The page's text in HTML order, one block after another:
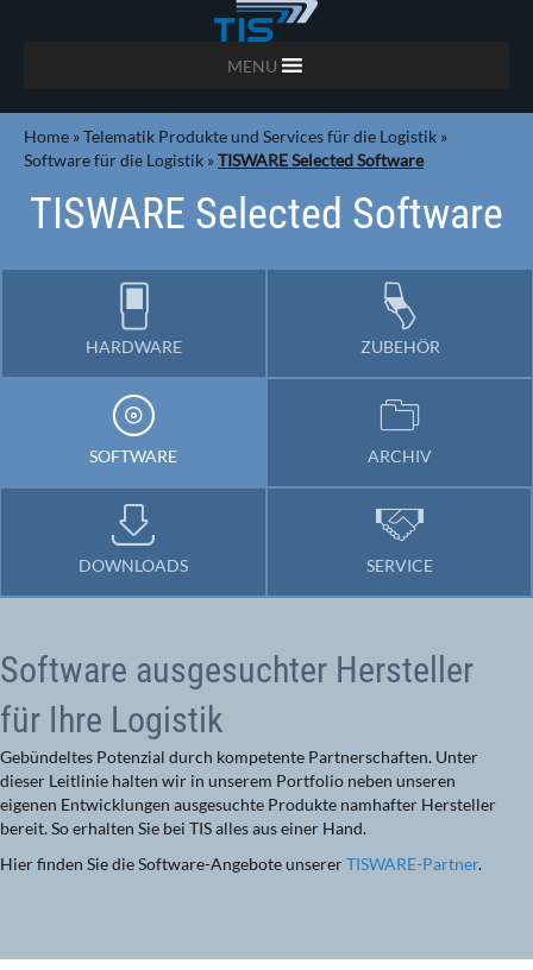
MENU
Home »Telematik Produkte und Services für die Logistik »
Software für die Logistik »TISWARE Selected Software
TISWARE Selected Software
HARDWARE ZUBEHÖR
SOFTWARE ARCHIV
DOWNLOADS SERVICE
Software ausgesuchter Hersteller
für Ihre Logistik
Gebündeltes Potenzial durch kompetente Partnerschaften. Unter
dieser Leitlinie halten wir in unserem Portfolio neben unseren
eigenen Entwicklungen ausgesuchte Produkte namhafter Hersteller
bereit. So erhalten Sie bei TIS alles aus einer Hand.
Hier finden Sie die Software-Angebote unsererTISWARE-Partner.